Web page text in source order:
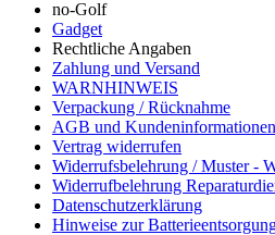
no-Golf
Gadget
Rechtliche Angaben
Zahlung und Versand
WARNHINWEIS
Verpackung / Rücknahme
AGB und Kundeninformationen
Vertrag widerrufen
Widerrufsbelehrung / Muster -
Widerrufbelehrung
Datenschutzerklärung
Hinweise zur